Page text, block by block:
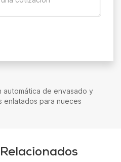
automática de envasado y
enlatados para nueces